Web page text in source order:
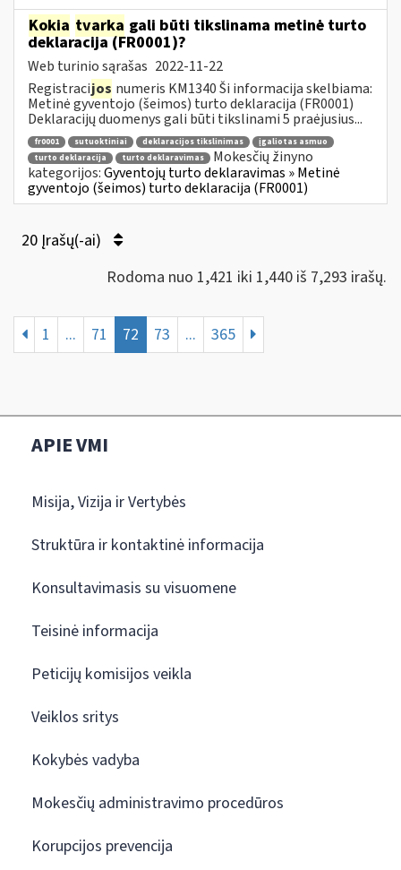
Kokia tvarka gali būti tikslinama metinė turto
deklaracija (FR0001)?
Web turinio sąrašas 2022-11-22
Registracijos numeris KM1340 Ši informacija skelbiama:
Metinė gyventojo (šeimos) turto deklaracija (FR0001)
Deklaracijų duomenys gali būti tikslinami 5 praėjusius...
fr0001 sutuoktiniai deklaracijos tikslinimas
įgaliotas asmuo
turto deklaracija
turto deklaravimas
Mokesčių žinyno
kategorijos:Gyventojų turto deklaravimas » Metinė
gyventojo (šeimos) turto deklaracija (FR0001)
20 Įrašų(-ai)
Rodoma nuo 1,421 iki 1,440 iš 7,293 irašų.
1 ... 71 72 73 ... 365
APIE VMI
Misija, Vizija ir Vertybės
Struktūra ir kontaktinė informacija
Konsultavimasis su visuomene
Teisinė informacija
Peticijų komisijos veikla
Veiklos sritys
Kokybės vadyba
Mokesčių administravimo procedūros
Korupcijos prevencija